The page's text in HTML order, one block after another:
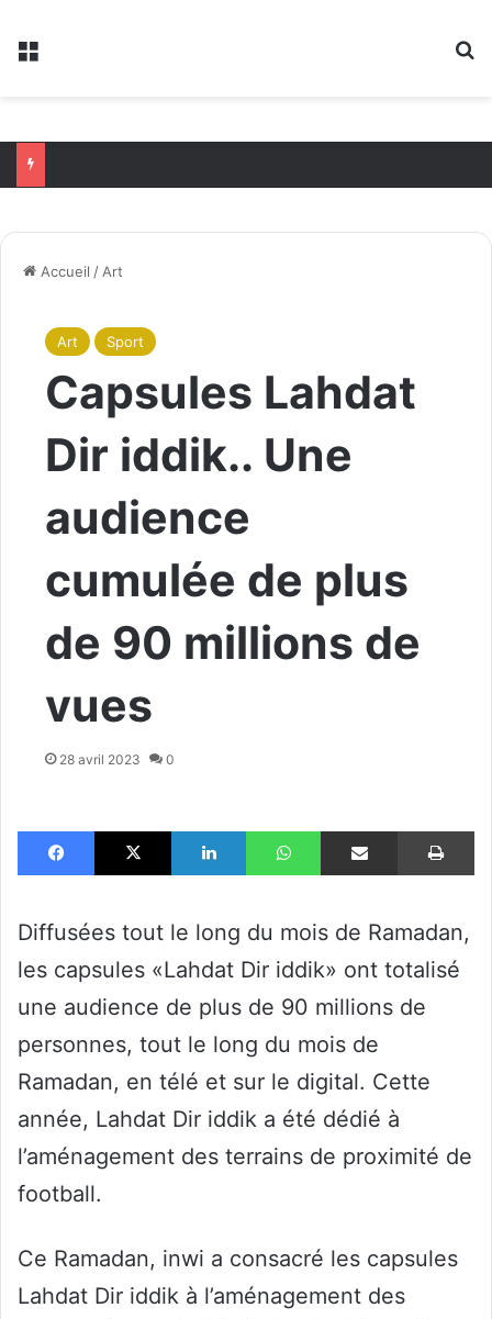
Menu
Accueil / Art
Art Sport
Capsules Lahdat
Dir iddik.. Une
audience
cumulée de plus
de 90 millions de
vues
28 avril 2023 0
Facebook X Linkedin WhatsApp Partager par email
Diffusées tout le long du mois de Ramadan,
les capsules «Lahdat Dir iddik» ont totalisé
une audience de plus de 90 millions de
personnes, tout le long du mois de
Ramadan, en télé et sur le digital. Cette
année, Lahdat Dir iddik a été dédié à
l’aménagement des terrains de proximité de
football.
Ce Ramadan, inwi a consacré les capsules
Lahdat Dir iddik à l’aménagement des